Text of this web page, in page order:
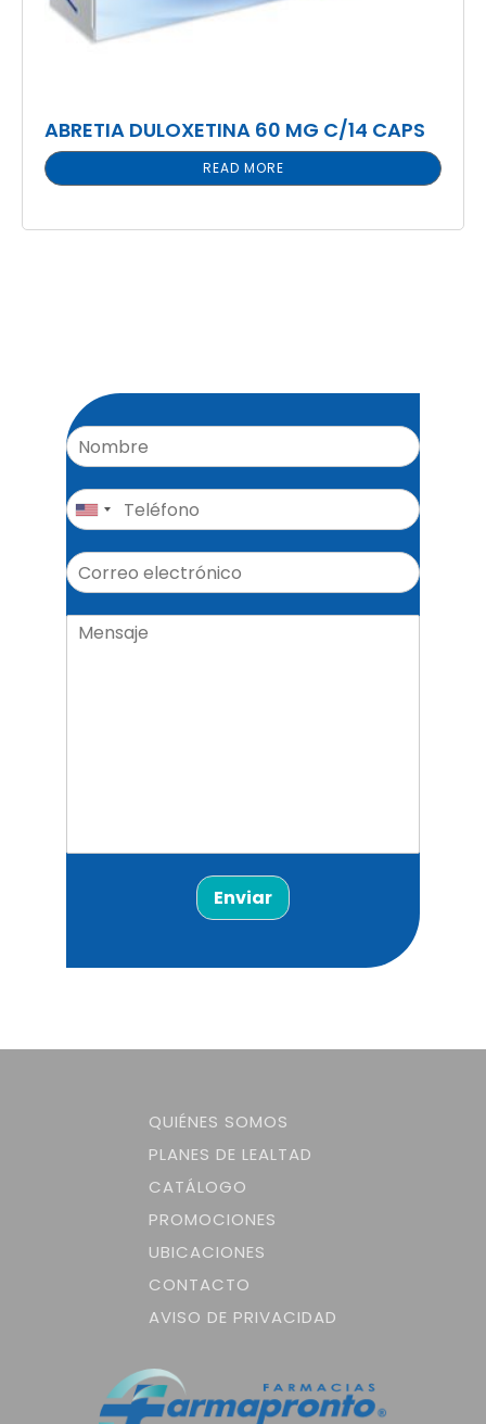
ABRETIA DULOXETINA 60 MG C/14 CAPS
READ MORE
Enviar
QUIÉNES SOMOS
PLANES DE LEALTAD
CATÁLOGO
PROMOCIONES
UBICACIONES
CONTACTO
AVISO DE PRIVACIDAD